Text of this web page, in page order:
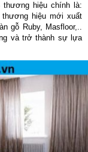
hiệu chính là:
thương hiệu mới xuất
gỗ Ruby, Masfloor,..
và trở thành sự lựa